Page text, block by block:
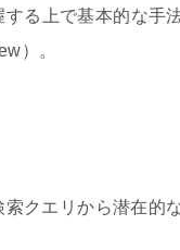
る上で基本的な手
）。
クエリから潜在的